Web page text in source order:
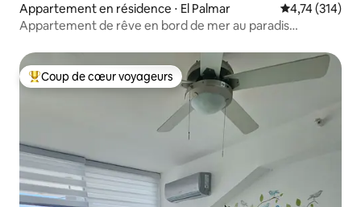
Appartement en résidence ⋅ El Palmar Évaluation
4,74 (314)
Appartement de rêve en bord de mer au paradis
Coups de cœur voyageurs les plus appréciés
Coup de cœur voyageurs